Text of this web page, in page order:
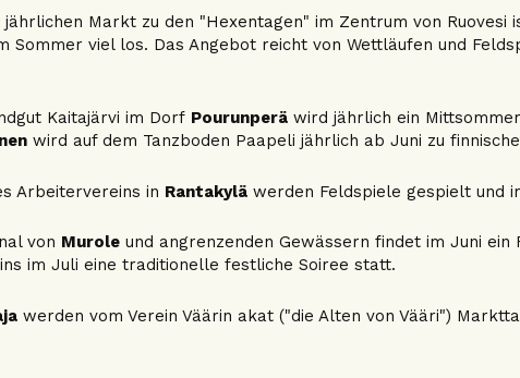
jährlichen Markt zu den "Hexentagen" im Zentrum von
Sommer viel los. Das Angebot reicht von Wettläufen und
Kaitajärvi im Dorf Pourunperä wird jährlich ein
wird auf dem Tanzboden Paapeli jährlich ab Juni zu
Arbeitervereins in Rantakylä werden Feldspiele gespielt und
von Murole und angrenzenden Gewässern findet im Juni
im Juli eine traditionelle festliche Soiree statt.
werden vom Verein Väärin akat ("die Alten von Vääri")